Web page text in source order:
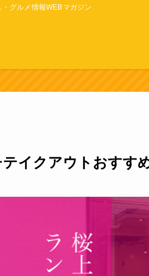
グルメ情報WEBマガジン
イクアウトおすす